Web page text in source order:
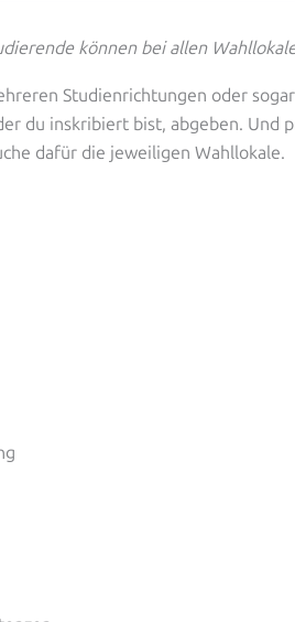
können bei allen
Studienrichtungen oder
du inskribiert bist, abgeben. Und
dafür die jeweiligen Wahllokale.